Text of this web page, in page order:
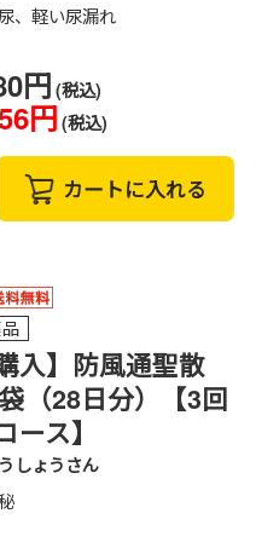
、軽い尿漏れ
円(税込)
円 (税込)
カートに入れる
入】防風通聖散
（28日分）【3回
ース】
しょうさん